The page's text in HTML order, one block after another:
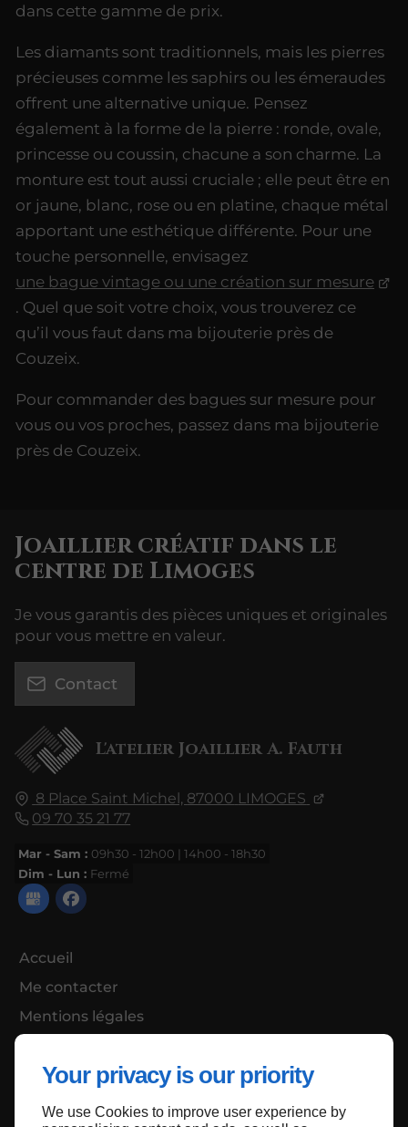
Your privacy is our priority
We use Cookies to improve user experience by
dans cette gamme de prix.
Les diamants sont traditionnels, mais les pierres
précieuses comme les saphirs ou les émeraudes
offrent une alternative unique. Pensez
également à la forme de la pierre : ronde, ovale,
princesse ou coussin, chacune a son charme. La
monture est tout aussi cruciale ; elle peut être en
or jaune, blanc, rose ou en platine, chaque métal
apportant une esthétique différente. Pour une
touche personnelle, envisagez
une bague vintage ou une création sur mesure
. Quel que soit votre choix, vous trouverez ce
qu’il vous faut dans ma bijouterie près de
Couzeix.
Pour commander des bagues sur mesure pour
vous ou vos proches, passez dans ma bijouterie
près de Couzeix.
L'atelier Joaillier A. Fauth
8 Place Saint Michel, 87000 LIMOGES
09 70 35 21 77
Mar - Sam : 09h30 - 12h00 | 14h00 - 18h30
Dim - Lun : Fermé
Accueil
Me contacter
Mentions légales
Joaillier créatif dans le
centre de Limoges
Je vous garantis des pièces uniques et originales
pour vous mettre en valeur.
Contact